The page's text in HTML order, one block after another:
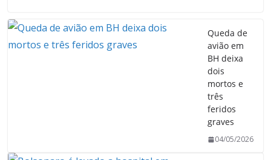
Queda de
avião em
BH deixa
dois
mortos e
três
feridos
graves
04/05/2026